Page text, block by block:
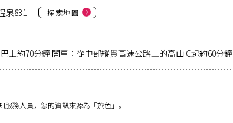
泉831
探索地圖
士約70分鐘 開車：從中部縱貫高速公路上的高山IC起約60分鐘
服務人員，您的資訊來源為「旅色」。